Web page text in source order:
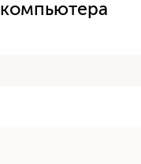
компьютера